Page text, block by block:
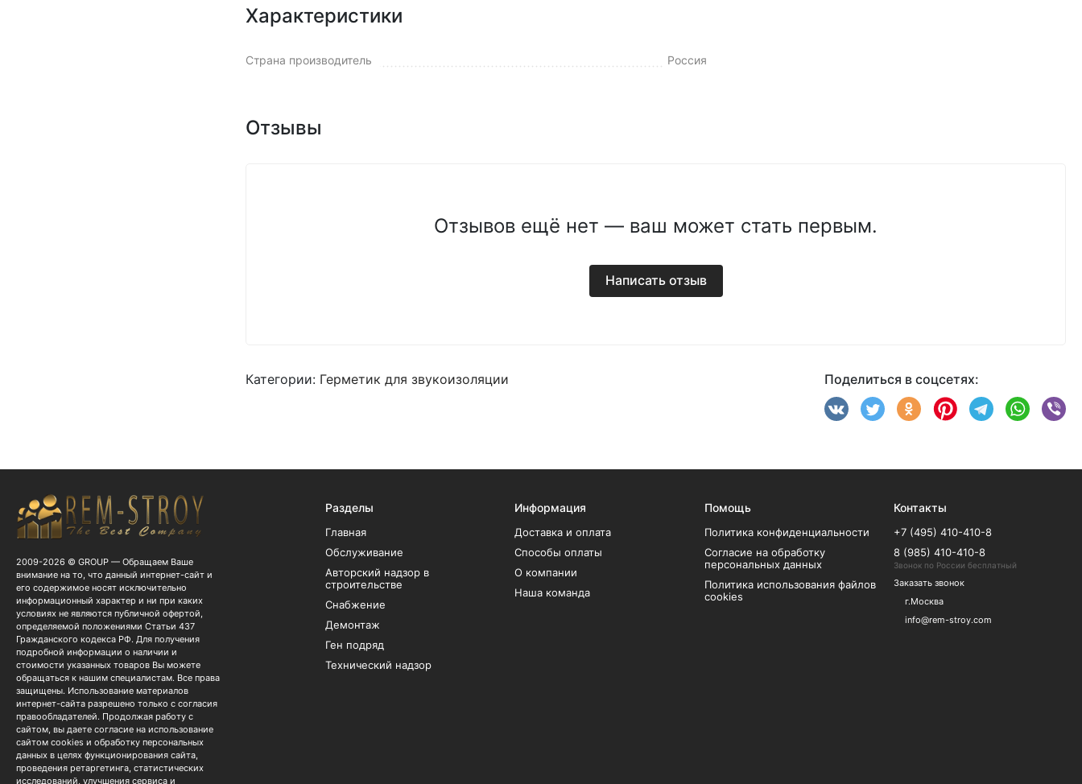
Характеристики
Страна производитель Россия
Отзывы
Отзывов ещё нет — ваш может стать первым.
Написать отзыв
Категории: Герметик для звукоизоляции Поделиться в соцсетях:
2009-2026 © GROUP — Обращаем Ваше
внимание на то, что данный интернет-сайт и
его содержимое носят исключительно
информационный характер и ни при каких
условиях не являются публичной офертой,
определяемой положениями Статьи 437
Гражданского кодекса РФ. Для получения
подробной информации о наличии и
стоимости указанных товаров Вы можете
обращаться к нашим специалистам. Все права
защищены. Использование материалов
интернет-сайта разрешено только с согласия
правообладателей. Продолжая работу с
сайтом, вы даете согласие на использование
сайтом cookies и обработку персональных
данных в целях функционирования сайта,
проведения ретаргетинга, статистических
исследований, улучшения сервиса и
Разделы
Главная
Обслуживание
Авторский надзор в
строительстве
Снабжение
Демонтаж
Ген подряд
Технический надзор
Информация
Доставка и оплата
Способы оплаты
О компании
Наша команда
Помощь
Политика конфиденциальности
Согласие на обработку
персональных данных
Политика использования файлов
cookies
Контакты
+7 (495) 410-410-8
8 (985) 410-410-8
Звонок по России бесплатный
Заказать звонок
г.Москва
info@rem-stroy.com